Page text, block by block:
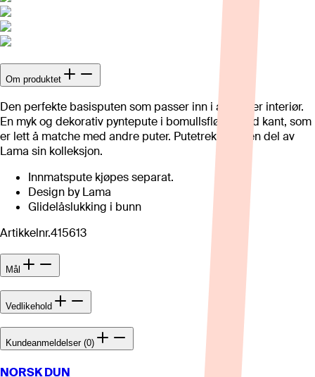
Om produktet
Den perfekte basisputen som passer inn i alle typer interiør.
En myk og dekorativ pyntepute i bomullsfløyel med kant, som
er lett å matche med andre puter. Putetrekket er en del av
Lama sin kolleksjon.
Innmatspute kjøpes separat.
Design by Lama
Glidelåslukking i bunn
Artikkelnr.415613
Mål
Vedlikehold
Kundeanmeldelser (0)
NORSK DUN